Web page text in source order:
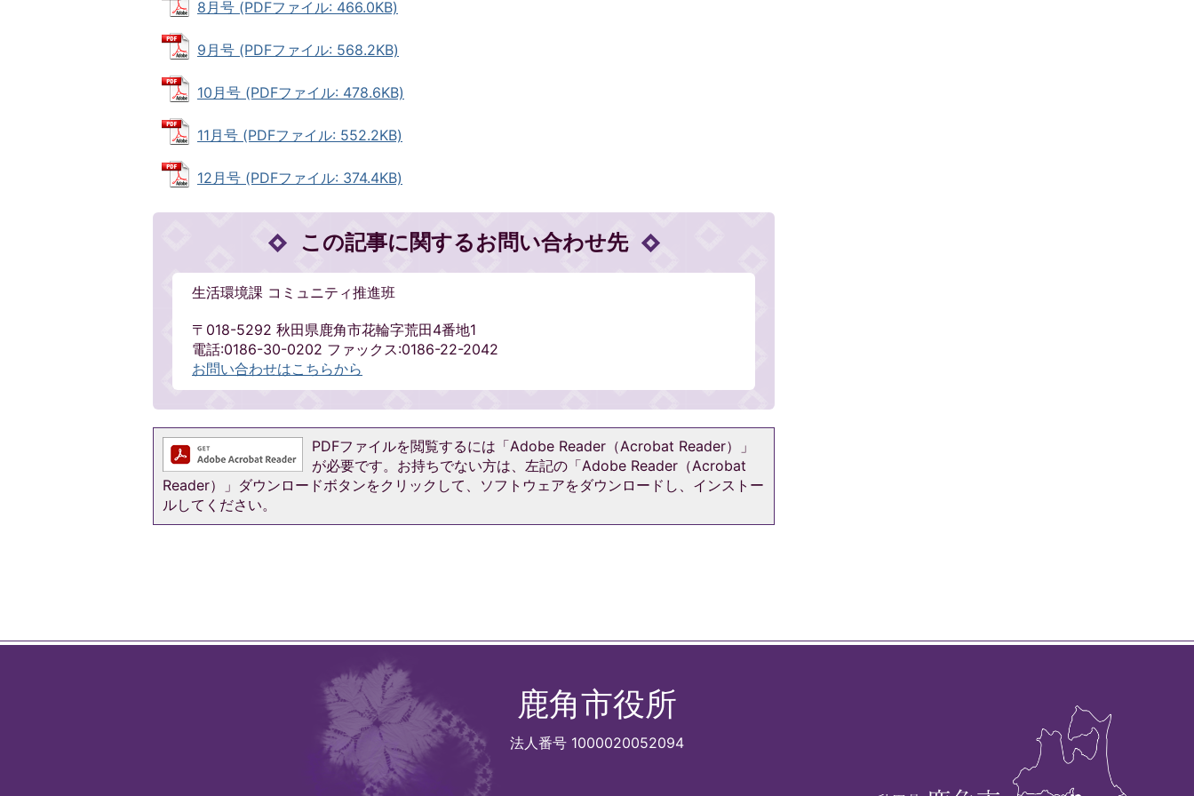
8月号 (PDFファイル: 466.0KB)
9月号 (PDFファイル: 568.2KB)
10月号 (PDFファイル: 478.6KB)
11月号 (PDFファイル: 552.2KB)
12月号 (PDFファイル: 374.4KB)
この記事に関するお問い合わせ先
生活環境課 コミュニティ推進班
〒018-5292 秋田県鹿角市花輪字荒田4番地1
電話:0186-30-0202 ファックス:0186-22-2042
お問い合わせはこちらから
PDFファイルを閲覧するには「Adobe Reader（Acrobat Reader）」
が必要です。お持ちでない方は、左記の「Adobe Reader（Acrobat
Reader）」ダウンロードボタンをクリックして、ソフトウェアをダウンロードし、インストー
ルしてください。
鹿角市役所
法人番号 1000020052094